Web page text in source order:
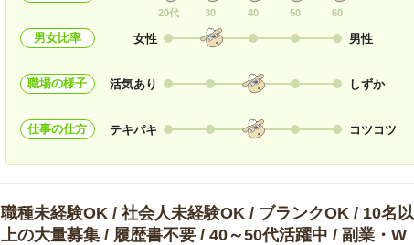
20代 30 40 50 60
男女比率 女性 男性
職場の様子 活気あり しずか
仕事の仕方 テキパキ コツコツ
職種未経験OK / 社会人未経験OK / ブランクOK / 10名以
上の大量募集 / 履歴書不要 / 40～50代活躍中 / 副業・W